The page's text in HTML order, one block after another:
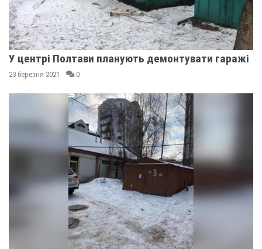
У центрі Полтави планують демонтувати гаражі
23 березня 2021 0